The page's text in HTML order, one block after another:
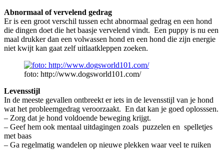
Abnormaal of vervelend gedrag
Er is een groot verschil tussen echt abnormaal gedrag en een hond
die dingen doet die het baasje vervelend vindt. Een puppy is nu een
maal drukker dan een volwassen hond en een hond die zijn energie
niet kwijt kan gaat zelf uitlaatkleppen zoeken.
foto: http://www.dogsworld101.com/
Levensstijl
In de meeste gevallen ontbreekt er iets in de levensstijl van je hond
wat het probleemgedrag veroorzaakt. En dat kan je goed oplosssen.
– Zorg dat je hond voldoende beweging krijgt.
– Geef hem ook mentaal uitdagingen zoals puzzelen en spelletjes
met baas
– Ga regelmatig wandelen op nieuwe plekken waar veel te ruiken